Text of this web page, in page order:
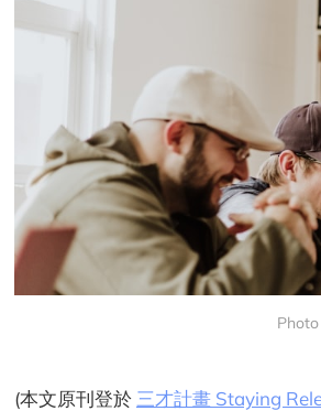
(本文原刊登於 三才計畫 Staying